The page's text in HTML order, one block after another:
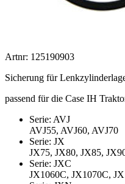
Artnr: 125190903
Sicherung für
passend für die Case IH
Serie: AVJ
AVJ55, AVJ60, AVJ70
Serie: JX
JX75, JX80, JX85,
Serie: JXC
JX1060C, JX1070C,